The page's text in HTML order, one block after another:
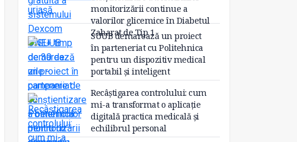
monitorizării continue a
valorilor glicemice în Diabetul
Zaharat de Tip 1
SUUB demarează un proiect
în parteneriat cu Politehnica
pentru un dispozitiv medical
portabil și inteligent
Recâștigarea controlului: cum
mi-a transformat o aplicație
digitală practica medicală și
echilibrul personal